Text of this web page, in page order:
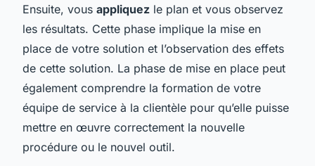
Ensuite, vous appliquez le plan et vous observez
les résultats. Cette phase implique la mise en
place de votre solution et l’observation des effets
de cette solution. La phase de mise en place peut
également comprendre la formation de votre
équipe de service à la clientèle pour qu’elle puisse
mettre en œuvre correctement la nouvelle
procédure ou le nouvel outil.